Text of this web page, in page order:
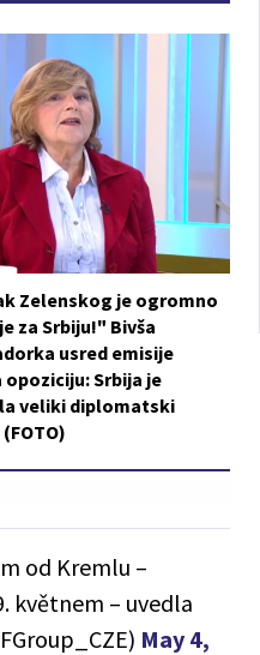
Zelenskog je ogromno
za Srbiju!" Bivša
usred emisije
Srbija je
veliki diplomatski
od Kremlu –
květnem – uvedla
May 4,